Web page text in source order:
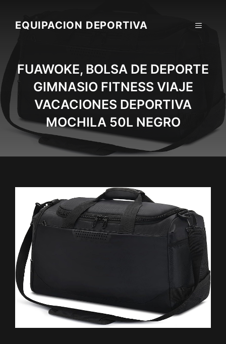
contentEQUIPACION DEPORTIVA MENU
FUAWOKE, BOLSA DE DEPORTE
GIMNASIO FITNESS VIAJE
VACACIONES DEPORTIVA
MOCHILA 50L NEGRO